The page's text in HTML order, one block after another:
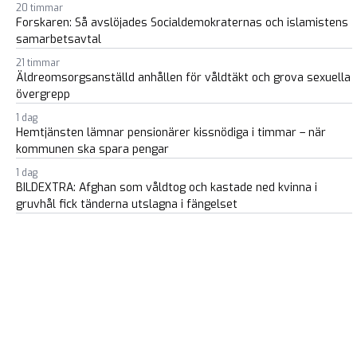
20 timmar
Forskaren: Så avslöjades Socialdemokraternas och islamistens
samarbetsavtal
21 timmar
Äldreomsorgsanställd anhållen för våldtäkt och grova sexuella
övergrepp
1 dag
Hemtjänsten lämnar pensionärer kissnödiga i timmar – när
kommunen ska spara pengar
1 dag
BILDEXTRA: Afghan som våldtog och kastade ned kvinna i
gruvhål fick tänderna utslagna i fängelset